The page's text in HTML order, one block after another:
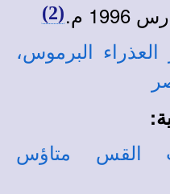
1996 م. (2)
العذراء البرموس،
:
القس متاؤس